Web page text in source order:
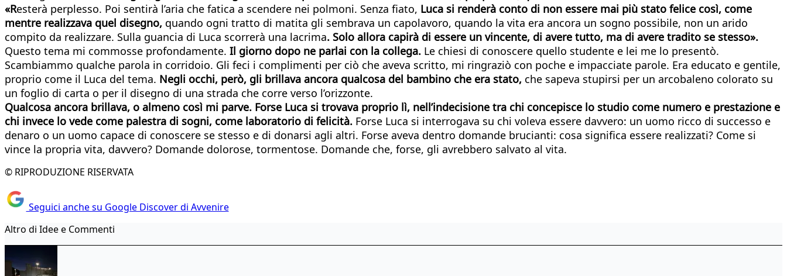
«Resterà perplesso. Poi sentirà l’aria che fatica a scendere nei polmoni. Senza fiato, Luca si renderà conto di non essere mai più stato felice così, come
mentre realizzava quel disegno, quando ogni tratto di matita gli sembrava un capolavoro, quando la vita era ancora un sogno possibile, non un arido
compito da realizzare. Sulla guancia di Luca scorrerà una lacrima. Solo allora capirà di essere un vincente, di avere tutto, ma di avere tradito se stesso».
Questo tema mi commosse profondamente. Il giorno dopo ne parlai con la collega. Le chiesi di conoscere quello studente e lei me lo presentò.
Scambiammo qualche parola in corridoio. Gli feci i complimenti per ciò che aveva scritto, mi ringraziò con poche e impacciate parole. Era educato e gentile,
proprio come il Luca del tema. Negli occhi, però, gli brillava ancora qualcosa del bambino che era stato, che sapeva stupirsi per un arcobaleno colorato su
un foglio di carta o per il disegno di una strada che corre verso l’orizzonte.
Qualcosa ancora brillava, o almeno così mi parve. Forse Luca si trovava proprio lì, nell’indecisione tra chi concepisce lo studio come numero e prestazione e
chi invece lo vede come palestra di sogni, come laboratorio di felicità. Forse Luca si interrogava su chi voleva essere davvero: un uomo ricco di successo e
denaro o un uomo capace di conoscere se stesso e di donarsi agli altri. Forse aveva dentro domande brucianti: cosa significa essere realizzati? Come si
vince la propria vita, davvero? Domande dolorose, tormentose. Domande che, forse, gli avrebbero salvato al vita.
© RIPRODUZIONE RISERVATA
Seguici anche su Google Discover di Avvenire
Altro di Idee e Commenti